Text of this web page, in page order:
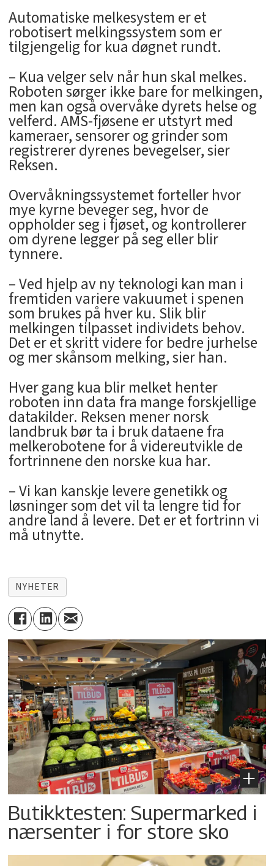
Automatiske melkesystem er et
robotisert melkingssystem som er
tilgjengelig for kua døgnet rundt.
– Kua velger selv når hun skal melkes.
Roboten sørger ikke bare for melkingen,
men kan også overvåke dyrets helse og
velferd. AMS-fjøsene er utstyrt med
kameraer, sensorer og grinder som
registrerer dyrenes bevegelser, sier
Reksen.
Overvåkningssystemet forteller hvor
mye kyrne beveger seg, hvor de
oppholder seg i fjøset, og kontrollerer
om dyrene legger på seg eller blir
tynnere.
– Ved hjelp av ny teknologi kan man i
fremtiden variere vakuumet i spenen
som brukes på hver ku. Slik blir
melkingen tilpasset individets behov.
Det er et skritt videre for bedre jurhelse
og mer skånsom melking, sier han.
Hver gang kua blir melket henter
roboten inn data fra mange forskjellige
datakilder. Reksen mener norsk
landbruk bør ta i bruk dataene fra
melkerobotene for å videreutvikle de
fortrinnene den norske kua har.
– Vi kan kanskje levere genetikk og
løsninger som det vil ta lengre tid for
andre land å levere. Det er et fortrinn vi
må utnytte.
NYHETER
Butikktesten: Supermarked i
nærsenter i for store sko